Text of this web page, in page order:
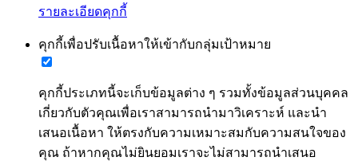
รายละเอียดคุกกี้
คุกกี้เพื่อปรับเนื้อหาให้เข้ากับกลุ่มเป้าหมาย
คุกกี้ประเภทนี้จะเก็บข้อมูลต่าง ๆ รวมทั้งข้อมูลส่วนบุคคล
เกี่ยวกับตัวคุณเพื่อเราสามารถนำมาวิเคราะห์ และนำ
เสนอเนื้อหา ให้ตรงกับความเหมาะสมกับความสนใจของ
คุณ ถ้าหากคุณไม่ยินยอมเราจะไม่สามารถนำเสนอ